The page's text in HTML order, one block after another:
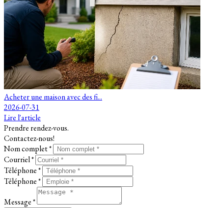
Acheter une maison avec des fi...
2026-07-31
Lire l'article
Prendre rendez-vous.
Contactez-nous!
Nom complet *
Courriel *
Téléphone *
Téléphone *
Message *